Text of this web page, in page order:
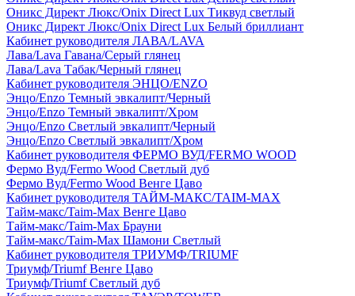
Оникс Директ Люкс/Onix Direct Lux Тиквуд светлый
Оникс Директ Люкс/Onix Direct Lux Белый бриллиант
Кабинет руководителя ЛАВА/LAVA
Лава/Lava Гавана/Серый глянец
Лава/Lava Табак/Черный глянец
Кабинет руководителя ЭНЦО/ENZO
Энцо/Enzo Темный эвкалипт/Черный
Энцо/Enzo Темный эвкалипт/Хром
Энцо/Enzo Светлый эвкалипт/Черный
Энцо/Enzo Светлый эвкалипт/Хром
Кабинет руководителя ФЕРМО ВУД/FERMO WOOD
Фермо Вуд/Fermo Wood Светлый дуб
Фермо Вуд/Fermo Wood Венге Цаво
Кабинет руководителя ТАЙМ-МАКС/TAIM-MAX
Тайм-макс/Taim-Max Венге Цаво
Тайм-макс/Taim-Max Брауни
Тайм-макс/Taim-Max Шамони Светлый
Кабинет руководителя ТРИУМФ/TRIUMF
Триумф/Triumf Венге Цаво
Триумф/Triumf Светлый дуб